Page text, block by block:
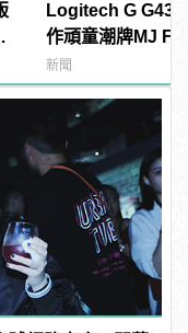
Logitech G G435
作頑童潮牌MJ
manfashion這樣
新聞